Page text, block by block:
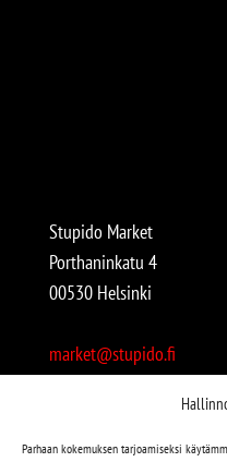
Parhaan kokemuksen tarjoamiseksi
Stupido Market
Porthaninkatu 4
00530 Helsinki
market@stupido.fi
Avoinna: